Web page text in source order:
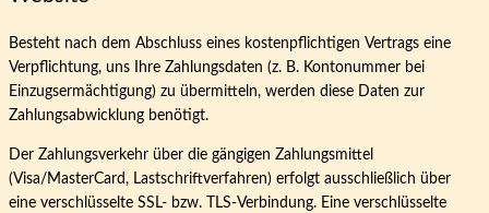
Besteht nach dem Abschluss eines kostenpflichtigen Vertrags eine
Verpflichtung, uns Ihre Zahlungsdaten (z. B. Kontonummer bei
Einzugsermächtigung) zu übermitteln, werden diese Daten zur
Zahlungsabwicklung benötigt.
Der Zahlungsverkehr über die gängigen Zahlungsmittel
(Visa/MasterCard, Lastschriftverfahren) erfolgt ausschließlich über
eine verschlüsselte SSL- bzw. TLS-Verbindung. Eine verschlüsselte